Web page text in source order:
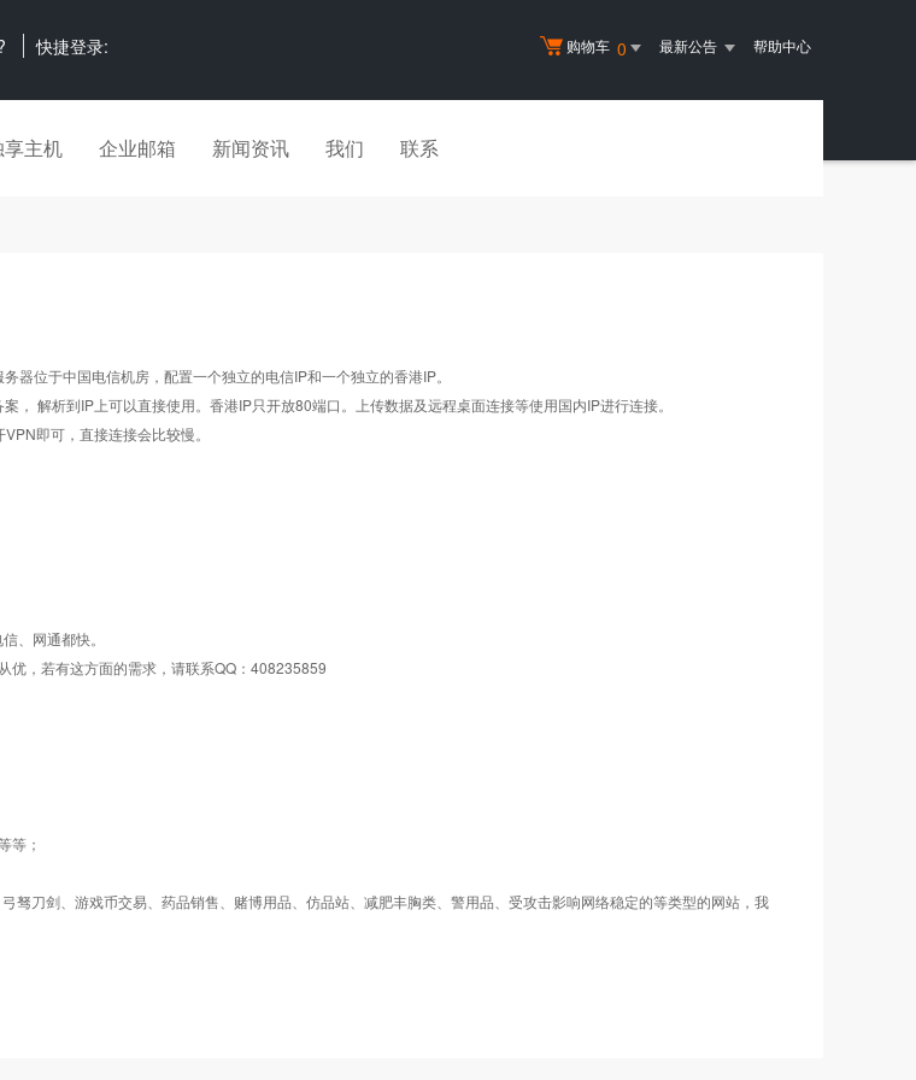
购物车 0 最新公告 帮助中心
快捷登录:
享主机 企业邮箱 新闻资讯 我们 联系
位于中国电信机房，配置一个独立的电信IP和一个独立的香港IP。
解析到IP上可以直接使用。香港IP只开放80端口。上传数据及远程桌面连接等使用国内IP进行连接。
即可，直接连接会比较慢。
、网通都快。
优，若有这方面的需求，请联系QQ：408235859
等；
刀剑、游戏币交易、药品销售、赌博用品、仿品站、减肥丰胸类、警用品、受攻击影响网络稳定的等类型的网站，我